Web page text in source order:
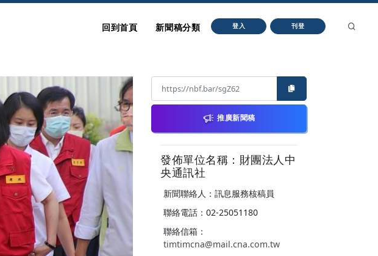
回到首頁 新聞稿分類 登入 刊登
推廣新聞稿
發佈單位名稱：財團法人中
央通訊社
新聞聯絡人：訊息服務核稿員
聯絡電話：02-25051180
聯絡信箱：
timtimcna@mail.cna.com.tw